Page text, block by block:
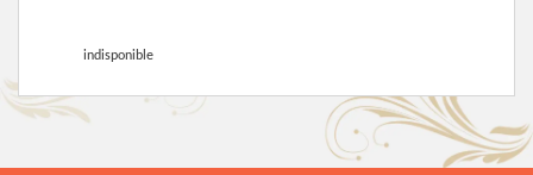
indisponible